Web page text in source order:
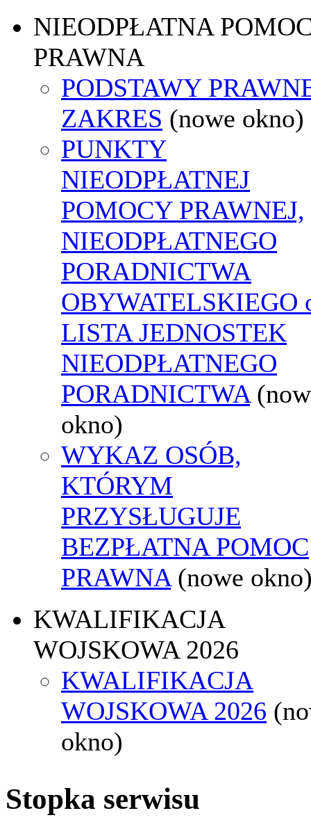
NIEODPŁATNA
PRAWNA
PODSTAWY
ZAKRES (nowe okno)
PUNKTY
NIEODPŁATNEJ
POMOCY PRAWNEJ,
NIEODPŁATNEGO
PORADNICTWA
OBYWATELSKIEGO
LISTA JEDNOSTEK
NIEODPŁATNEGO
PORADNICTWA
okno)
WYKAZ OSÓB,
KTÓRYM
PRZYSŁUGUJE
BEZPŁATNA POMOC
PRAWNA (nowe
KWALIFIKACJA
WOJSKOWA 2026
KWALIFIKACJA
WOJSKOWA 2026
okno)
Stopka serwisu